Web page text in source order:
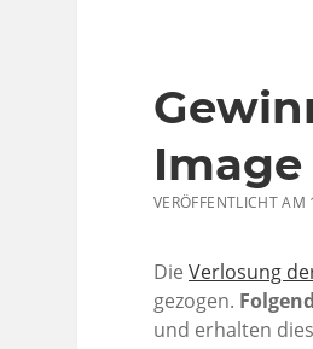
Image
VERÖFFENTLICHT
Die Verlosung
gezogen.
und erhalten